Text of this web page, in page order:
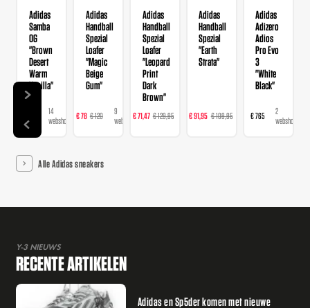
Adidas
Samba
OG
"Brown
Desert
Warm
Vanilla"
14
webshops
Adidas
Handball
Spezial
Loafer
"Magic
Beige
Gum"
€ 78 € 120
9
webshops
Adidas
Handball
Spezial
Loafer
"Leopard
Print
Dark
Brown"
€ 71,47 € 129,95
webshops
Adidas
Handball
Spezial
"Earth
Strata"
€ 91,95 € 109,95
webshops
Adidas
Adizero
Adios
Pro Evo
3
"White
Black"
€ 765
2
webshops
Alle Adidas sneakers
Y-3 NIEUWS
RECENTE ARTIKELEN
Adidas en Sp5der komen met nieuwe